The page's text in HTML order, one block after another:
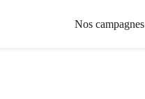
Nos campagnes